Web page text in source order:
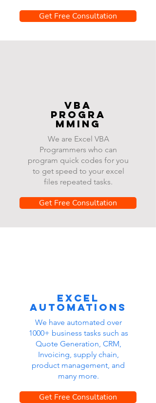
Get Free Consultation
VBA
progra
mming
We are Excel VBA
Programmers who can
program quick codes for you
to get speed to your excel
files repeated tasks.
Get Free Consultation
Excel
automations
We have automated over
1000+ business tasks such as
Quote Generation, CRM,
Invoicing, supply chain,
product management, and
many more.
Get Free Consultation